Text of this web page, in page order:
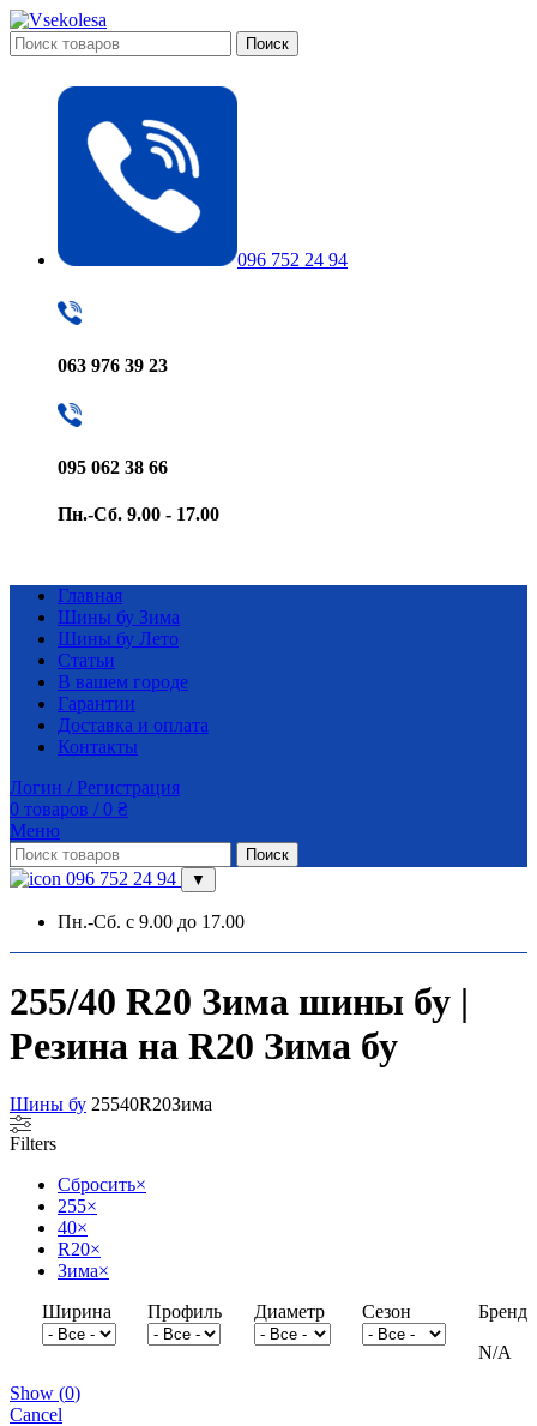
Поиск
096 752 24 94
063 976 39 23
095 062 38 66
Пн.-Сб. 9.00 - 17.00
Главная
Шины бу Зима
Шины бу Лето
Статьи
В вашем городе
Гарантии
Доставка и оплата
Контакты
Логин / Регистрация
0 товаров / 0 ₴
Меню
Поиск
096 752 24 94 ▼
Пн.-Сб. с 9.00 до 17.00
255/40 R20 Зима шины бу |
Резина на R20 Зима бу
Шины бу 25540R20Зима
Filters
Сбросить×
255×
40×
R20×
Зима×
Ширина
Профиль Диаметр Сезон
Бренд
N/A
Show (0)
Cancel